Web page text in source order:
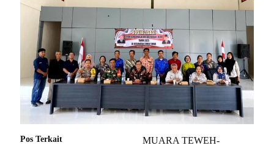
MUARA TEWEH-
Pos Terkait